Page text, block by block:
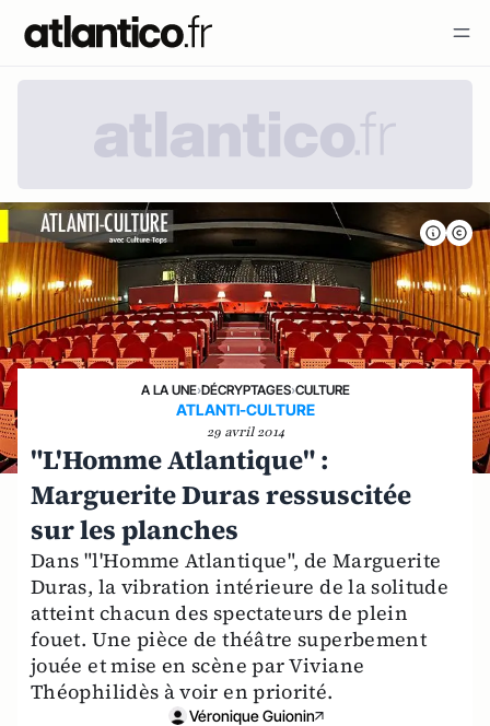
A LA UNE›DÉCRYPTAGES›CULTURE
ATLANTI-CULTURE
29 avril 2014
"L'Homme Atlantique" :
Marguerite Duras ressuscitée
sur les planches
Dans "l'Homme Atlantique", de Marguerite
Duras, la vibration intérieure de la solitude
atteint chacun des spectateurs de plein
fouet. Une pièce de théâtre superbement
jouée et mise en scène par Viviane
Théophilidès à voir en priorité.
Véronique Guionin